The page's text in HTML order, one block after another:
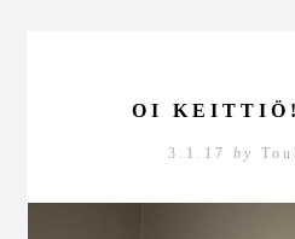
OI
3.1.17 by